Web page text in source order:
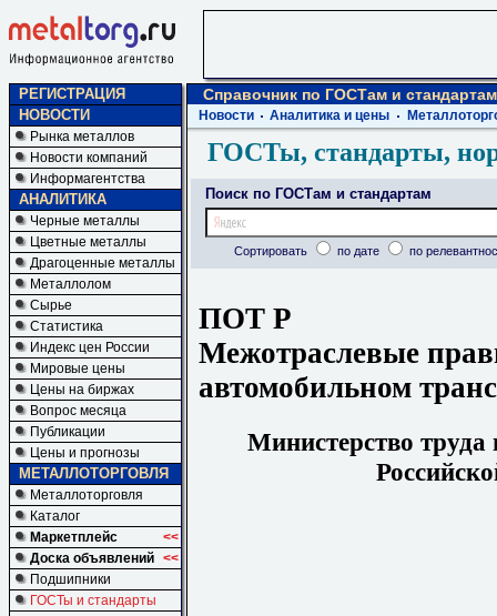
РЕГИСТРАЦИЯ
НОВОСТИ
Рынка металлов
Новости компаний
Информагентства
АНАЛИТИКА
Черные металлы
Цветные металлы
Драгоценные металлы
Металлолом
Сырье
Статистика
Индекс цен России
Мировые цены
Цены на биржах
Вопрос месяца
Публикации
Цены и прогнозы
МЕТАЛЛОТОРГОВЛЯ
Металлоторговля
Каталог
Маркетплейс
<<
Доска объявлений <<
Подшипники
ГОСТы и стандарты
Справочник по ГОСТам и стандартам
Новости Аналитика и цены
ГОСТы, стандарты,
Поиск по ГОСТам и стандартам
Сортировать по дате по
ПОТ Р
Межотраслевые
автомобильном
Министерство труда